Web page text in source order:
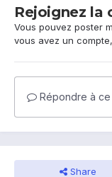
Rejoignez la
Vous pouvez poster
vous avez un compte,
Répondre à
Share